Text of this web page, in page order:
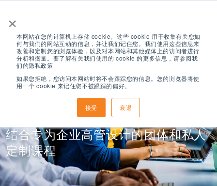
×
本网站在您的计算机上存储 cookie。这些 cookie 用于收集有关您如
何与我们的网站互动的信息，并让我们记住您。我们使用这些信息来
改善和定制您的浏览体验，以及对本网站和其他媒体上的访问者进行
分析和衡量。要了解有关我们使用的 cookie 的更多信息，请参阅我
们的隐私政策
如果您拒绝，您访问本网站时将不会跟踪您的信息。您的浏览器将使
用一个 cookie 来记住您不被跟踪的偏好。
接受 衰退
行政人员英语
结合专为企业高管设计的团体和私人
定制课程